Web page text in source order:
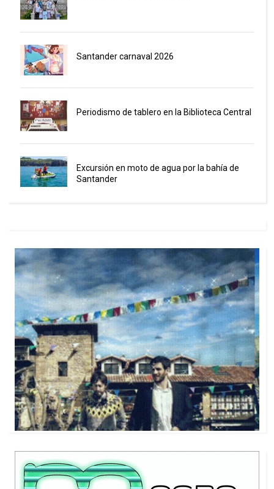
Santander carnaval 2026
Periodismo de tablero en la Biblioteca Central
Excursión en moto de agua por la bahía de
Santander